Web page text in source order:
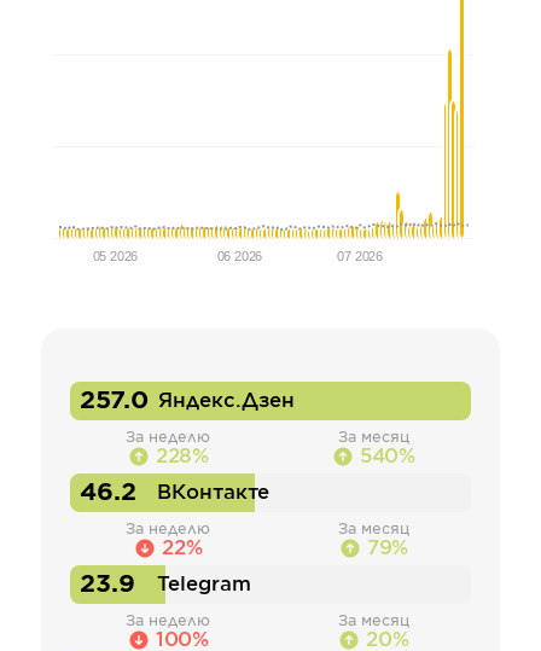
05 2026 06 2026 07 2026
257.0 Яндекс.Дзен
За неделю
228%
За месяц
540%
46.2 ВКонтакте
За неделю
22%
За месяц
79%
23.9 Telegram
За неделю
100%
За месяц
20%